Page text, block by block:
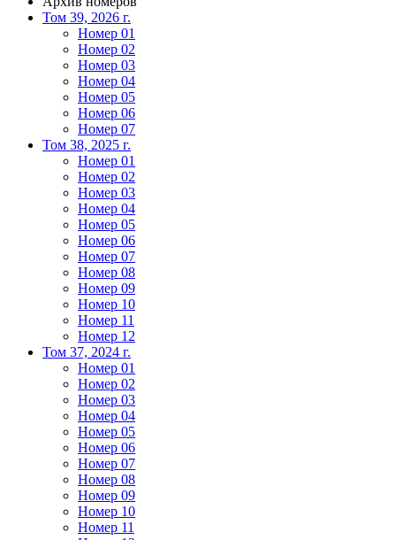
Том 39, 2026 г.
Номер 01
Номер 02
Номер 03
Номер 04
Номер 05
Номер 06
Номер 07
Том 38, 2025 г.
Номер 01
Номер 02
Номер 03
Номер 04
Номер 05
Номер 06
Номер 07
Номер 08
Номер 09
Номер 10
Номер 11
Номер 12
Том 37, 2024 г.
Номер 01
Номер 02
Номер 03
Номер 04
Номер 05
Номер 06
Номер 07
Номер 08
Номер 09
Номер 10
Номер 11